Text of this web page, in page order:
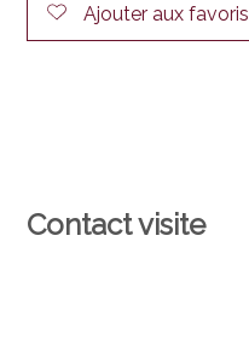
Ajouter aux favoris
Contact visite